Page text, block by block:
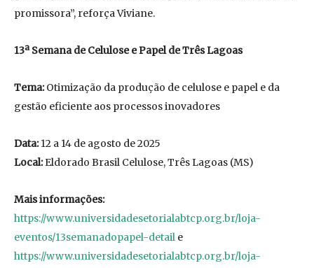
promissora”, reforça Viviane.
13ª Semana de Celulose e Papel de Três Lagoas
Tema:Otimização da produção de celulose e papel e da
gestão eficiente aos processos inovadores
Data:12 a 14 de agosto de 2025
Local:Eldorado Brasil Celulose, Três Lagoas (MS)
Mais informações:
https://www.universidadesetorialabtcp.org.br/loja-
eventos/13semanadopapel-detail e
https://www.universidadesetorialabtcp.org.br/loja-